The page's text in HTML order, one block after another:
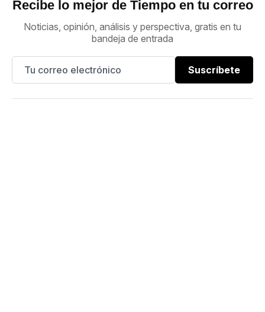
Recibe lo mejor de Tiempo en tu correo
Noticias, opinión, análisis y perspectiva, gratis en tu
bandeja de entrada
Suscríbete